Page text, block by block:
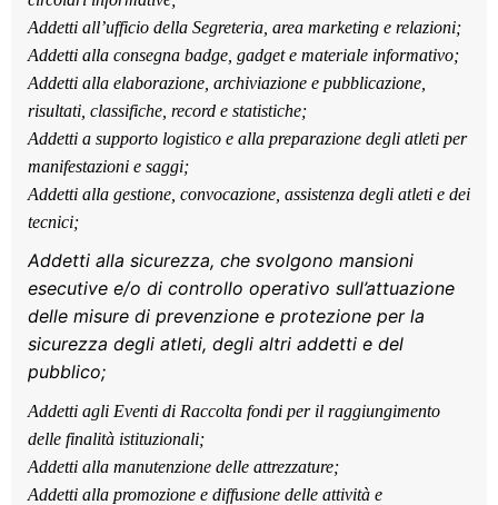
Addetti all’ufficio della Segreteria, area marketing e relazioni;
Addetti alla consegna badge, gadget e materiale informativo;
Addetti alla elaborazione, archiviazione e pubblicazione,
risultati, classifiche, record e statistiche;
Addetti a supporto logistico e alla preparazione degli atleti per
manifestazioni e saggi;
Addetti alla gestione, convocazione, assistenza degli atleti e dei
tecnici;
Addetti alla sicurezza, che svolgono mansioni
esecutive e/o di controllo operativo sull’attuazione
delle misure di prevenzione e protezione per la
sicurezza degli atleti, degli altri addetti e del
pubblico;
Addetti agli Eventi di Raccolta fondi per il raggiungimento
delle finalità istituzionali;
Addetti alla manutenzione delle attrezzature;
Addetti alla promozione e diffusione delle attività e